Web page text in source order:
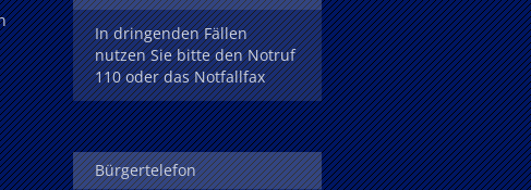
In dringenden Fällen
nutzen Sie bitte den Notruf
110 oder das Notfallfax
Bürgertelefon